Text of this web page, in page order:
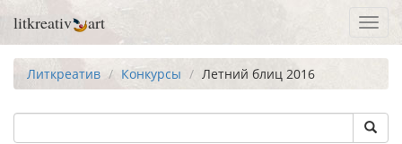
litkreativ art
Литкреатив Конкурсы Летний блиц 2016